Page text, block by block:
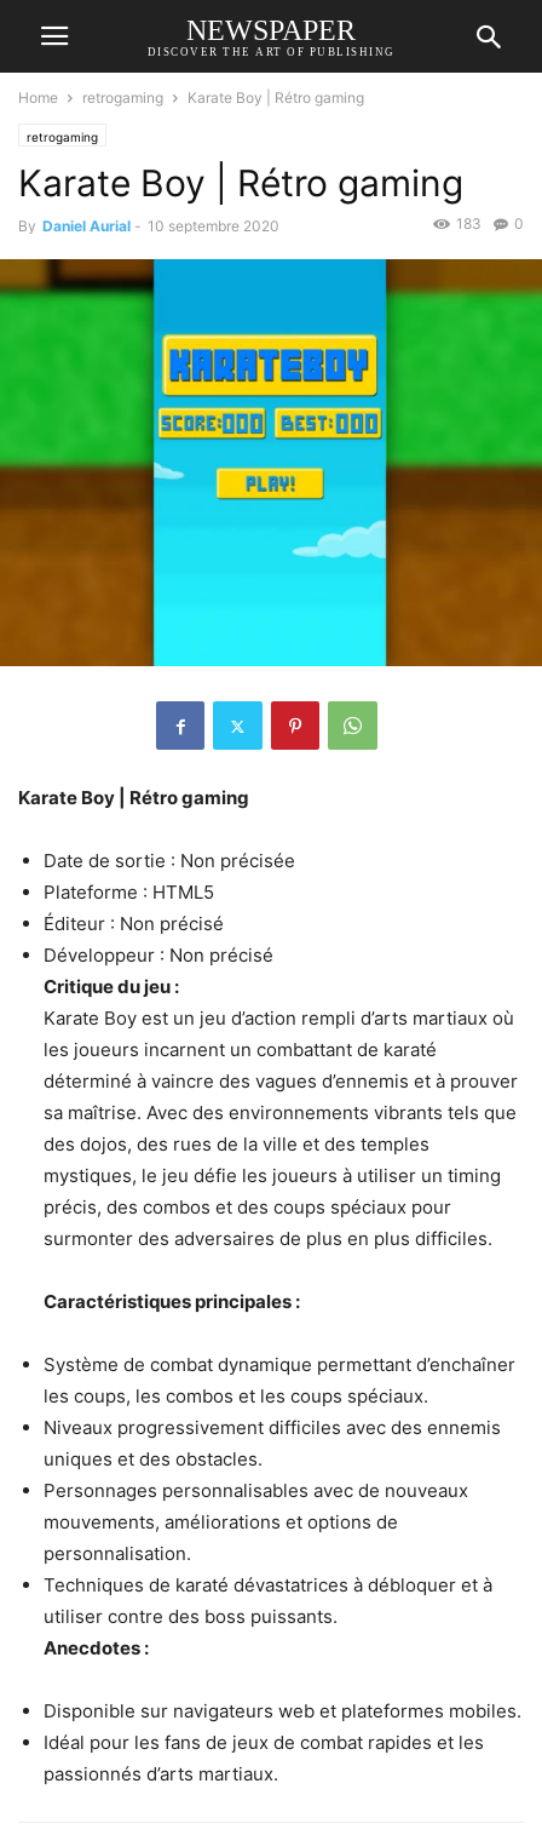
NEWSPAPER
DISCOVER THE ART OF PUBLISHING
Home retrogaming Karate Boy | Rétro gaming
retrogaming
Karate Boy | Rétro gaming
By Daniel Aurial - 10 septembre 2020 0
183
Karate Boy | Rétro gaming
Date de sortie : Non précisée
Plateforme : HTML5
Éditeur : Non précisé
Développeur : Non précisé
Critique du jeu :
Karate Boy est un jeu d’action rempli d’arts martiaux où
les joueurs incarnent un combattant de karaté
déterminé à vaincre des vagues d’ennemis et à prouver
sa maîtrise. Avec des environnements vibrants tels que
des dojos, des rues de la ville et des temples
mystiques, le jeu défie les joueurs à utiliser un timing
précis, des combos et des coups spéciaux pour
surmonter des adversaires de plus en plus difficiles.
Caractéristiques principales :
Système de combat dynamique permettant d’enchaîner
les coups, les combos et les coups spéciaux.
Niveaux progressivement difficiles avec des ennemis
uniques et des obstacles.
Personnages personnalisables avec de nouveaux
mouvements, améliorations et options de
personnalisation.
Techniques de karaté dévastatrices à débloquer et à
utiliser contre des boss puissants.
Anecdotes :
Disponible sur navigateurs web et plateformes mobiles.
Idéal pour les fans de jeux de combat rapides et les
passionnés d’arts martiaux.